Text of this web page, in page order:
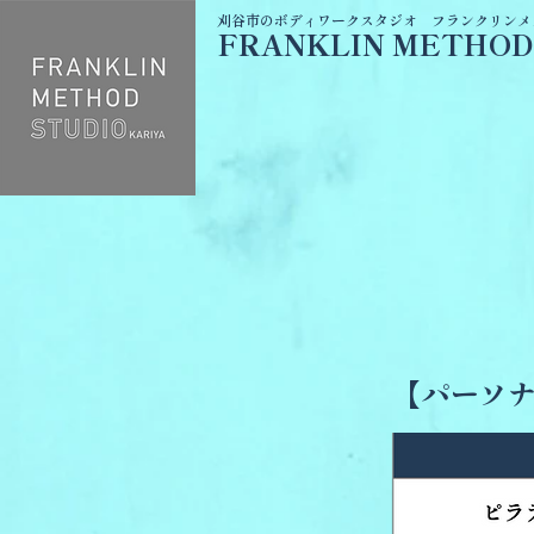
刈谷市のボディワークスタジオ フランクリン
FRANKLIN
【パーソ